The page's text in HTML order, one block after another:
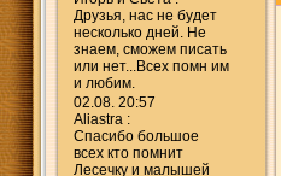
Друзья, нас не будет
несколько дней. Не
знаем, сможем писать
или нет...Всех помн им
и любим.
02.08. 20:57
Aliastra :
Спасибо большое
всех кто помнит
Лесечку и малышей